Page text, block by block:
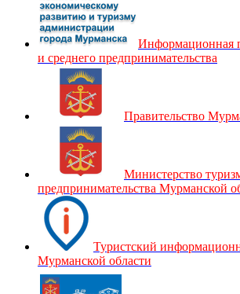
Информационная
и среднего предпринимательства
Правительство
Министерство
предпринимательства Мурманской
Туристский
Мурманской области